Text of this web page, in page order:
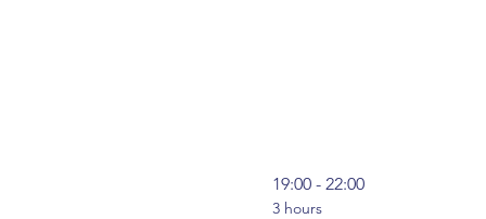
19:00 - 22:00
3 hours